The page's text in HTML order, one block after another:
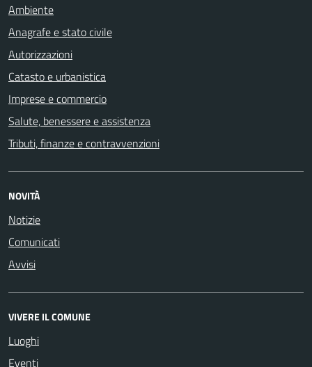
Ambiente
Anagrafe e stato civile
Autorizzazioni
Catasto e urbanistica
Imprese e commercio
Salute, benessere e assistenza
Tributi, finanze e contravvenzioni
NOVITÀ
Notizie
Comunicati
Avvisi
VIVERE IL COMUNE
Luoghi
Eventi